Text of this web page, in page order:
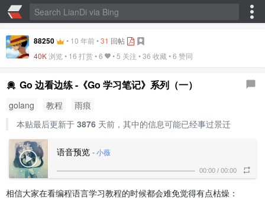
88250 • 10 年前•31 回帖
40K浏览 • 16 打赏 •6 • 5 关注 •36 收藏 •6 赞同
Go 边看边练 -《Go 学习笔记》系列（一）
golang 教程
雨痕
本贴最后更新于 3876天前，其中的信息可能已经事过景迁
语音预览 - 小薇
00:00 / 00:00
相信大家在看编程语言学习教程的时候都会难免觉得有点枯燥：